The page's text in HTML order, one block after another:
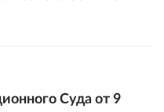
Суда от 9